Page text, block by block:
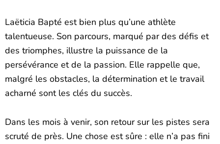
Laëticia Bapté est bien plus qu’une athlète
talentueuse. Son parcours, marqué par des défis et
des triomphes, illustre la puissance de la
persévérance et de la passion. Elle rappelle que,
malgré les obstacles, la détermination et le travail
acharné sont les clés du succès.
Dans les mois à venir, son retour sur les pistes sera
scruté de près. Une chose est sûre : elle n’a pas fini